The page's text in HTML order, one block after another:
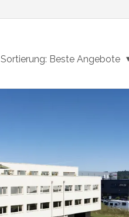
Sortierung: Beste Angebote